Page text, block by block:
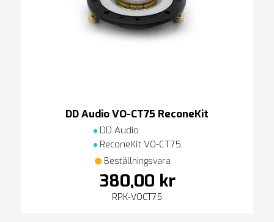
DD Audio VO-CT75 ReconeKit
DD Audio
ReconeKit VO-CT75
Beställningsvara
380,00 kr
RPK-VOCT75